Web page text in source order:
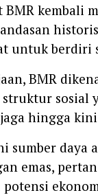
BMR kembali
untuk berdiri
BMR
sosial
hingga
sumber daya
emas,